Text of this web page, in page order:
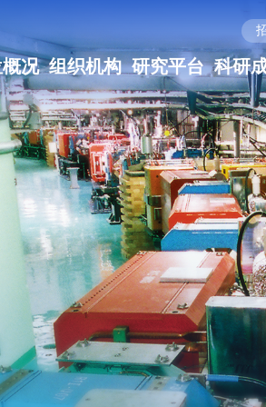
况 组织机构 研究平台 科研